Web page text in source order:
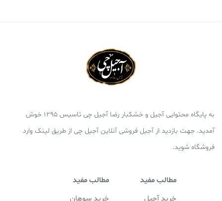
به پایگاه محتوایی آجیل و خشکبار رضا آجیل چی تاسیس 1295 خوش
آمدید. جهت بازدید از آجیل فروشی آنلاین آجیل چی از طریق لینک وارد
فروشگاه شوید.
مطالب مفید
خرید آجیل
مطالب مفید
خرید سوهان